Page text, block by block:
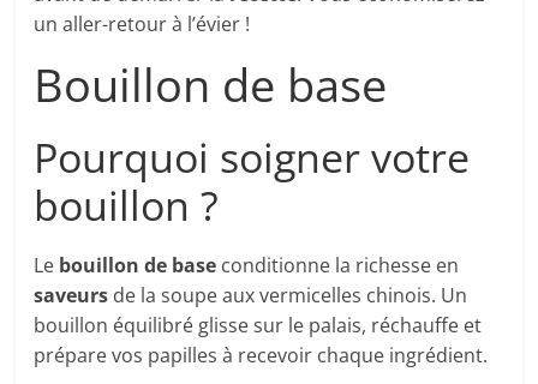
un aller-retour à l’évier !
Bouillon de base
Pourquoi soigner votre
bouillon ?
Le bouillon de base conditionne la richesse en
saveurs de la soupe aux vermicelles chinois. Un
bouillon équilibré glisse sur le palais, réchauffe et
prépare vos papilles à recevoir chaque ingrédient.